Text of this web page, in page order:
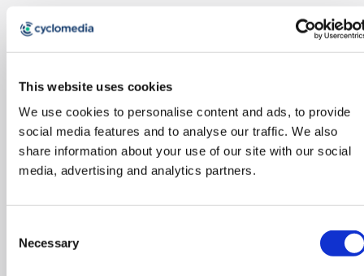
This website uses cookies
We use cookies to personalise content and ads, to provide
social media features and to analyse our traffic. We also
share information about your use of our site with our social
media, advertising and analytics partners.
Selection
Necessary